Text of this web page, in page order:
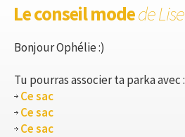
Le conseil modede Lise
Bonjour Ophélie :)
Tu pourras associer ta parka avec :
Ce sac
Ce sac
Ce sac